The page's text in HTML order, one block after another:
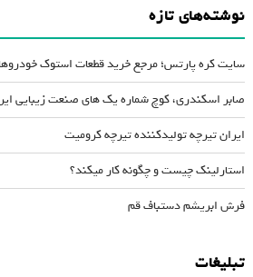
نوشته‌های تازه
سایت کره پارتس؛ مرجع خرید قطعات استوک
صابر اسکندری، کوچ شماره یک های صنعت زیبایی
ایران تیرچه تولیدکننده تیرچه کرومیت
استارلینک چیست و چگونه کار میکند؟
فرش ابریشم دستباف قم
تبلیغات